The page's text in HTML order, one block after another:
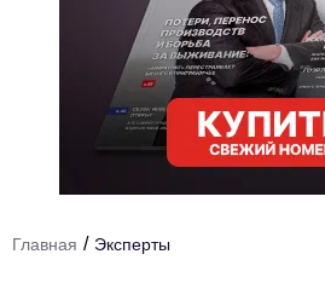
Ниши и рынки
Технологии и тренды
Главная / Эксперты